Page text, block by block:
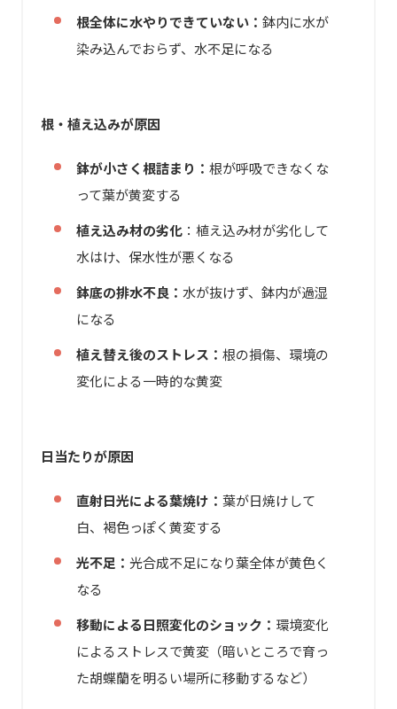
根全体に水やりできていない： 鉢内に水が
染み込んでおらず、水不足になる
根・植え込みが原因
鉢が小さく根詰まり： 根が呼吸できなくな
って葉が黄変する
植え込み材の劣化：植え込み材が劣化して
水はけ、保水性が悪くなる
鉢底の排水不良： 水が抜けず、鉢内が過湿
になる
植え替え後のストレス： 根の損傷、環境の
変化による一時的な黄変
日当たりが原因
直射日光による葉焼け： 葉が日焼けして
白、褐色っぽく黄変する
光不足： 光合成不足になり葉全体が黄色く
なる
移動による日照変化のショック： 環境変化
によるストレスで黄変（暗いところで育っ
た胡蝶蘭を明るい場所に移動するなど）